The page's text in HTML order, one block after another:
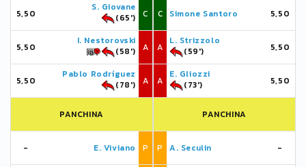
5,50
S. Giovane
(65')
C
5,50
I. Nestorovski
(58')
A
5,50
Pablo Rodríguez
(78')
A
PANCHINA
- E. Viviano P
C Simone Santoro 5,50
A
L. Strizzolo
(59')
5,50
A
E. Gliozzi
(73')
5,50
PANCHINA
P A. Seculin -